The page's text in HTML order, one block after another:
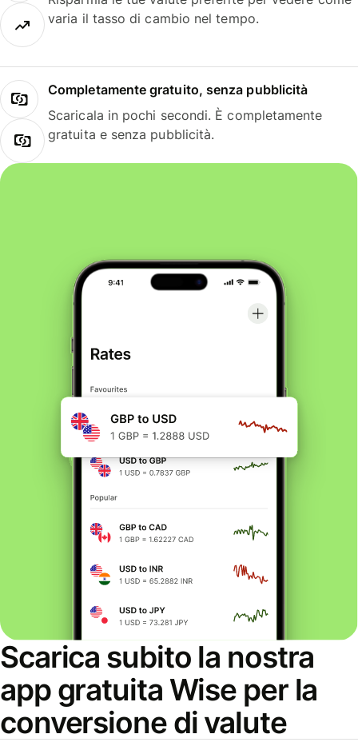
varia il tasso di cambio nel tempo.
Completamente gratuito, senza pubblicità
Scaricala in pochi secondi. È completamente
gratuita e senza pubblicità.
Scarica subito la nostra
app gratuita Wise per la
conversione di valute